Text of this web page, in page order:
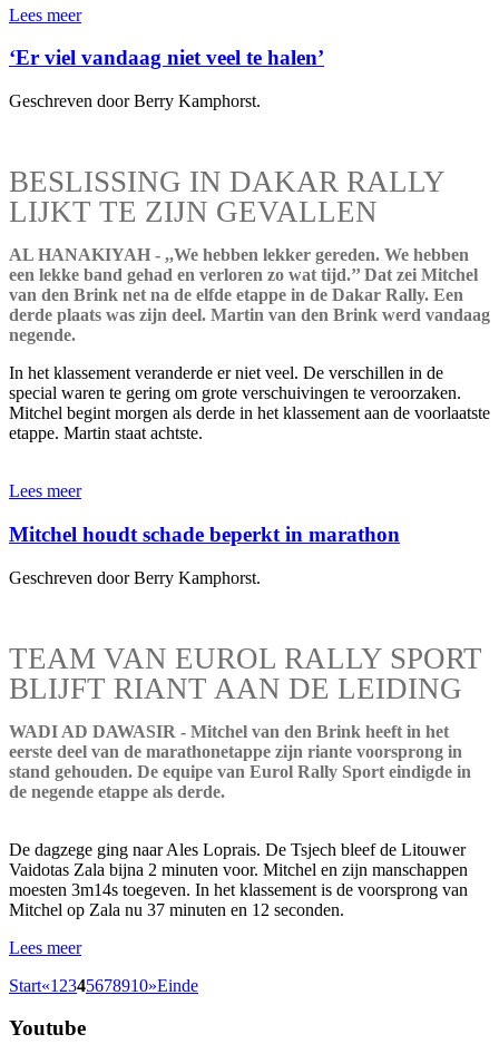
Lees meer
‘Er viel vandaag niet veel te halen’
Geschreven door Berry Kamphorst.
BESLISSING IN DAKAR RALLY
LIJKT TE ZIJN GEVALLEN
AL HANAKIYAH - ,,We hebben lekker gereden. We hebben
een lekke band gehad en verloren zo wat tijd.’’ Dat zei Mitchel
van den Brink net na de elfde etappe in de Dakar Rally. Een
derde plaats was zijn deel. Martin van den Brink werd vandaag
negende.
In het klassement veranderde er niet veel. De verschillen in de
special waren te gering om grote verschuivingen te veroorzaken.
Mitchel begint morgen als derde in het klassement aan de voorlaatste
etappe. Martin staat achtste.
Lees meer
Mitchel houdt schade beperkt in marathon
Geschreven door Berry Kamphorst.
TEAM VAN EUROL RALLY SPORT
BLIJFT RIANT AAN DE LEIDING
WADI AD DAWASIR - Mitchel van den Brink heeft in het
eerste deel van de marathonetappe zijn riante voorsprong in
stand gehouden. De equipe van Eurol Rally Sport eindigde in
de negende etappe als derde.
De dagzege ging naar Ales Loprais. De Tsjech bleef de Litouwer
Vaidotas Zala bijna 2 minuten voor. Mitchel en zijn manschappen
moesten 3m14s toegeven. In het klassement is de voorsprong van
Mitchel op Zala nu 37 minuten en 12 seconden.
Lees meer
Start«1 2345678910»Einde
Youtube